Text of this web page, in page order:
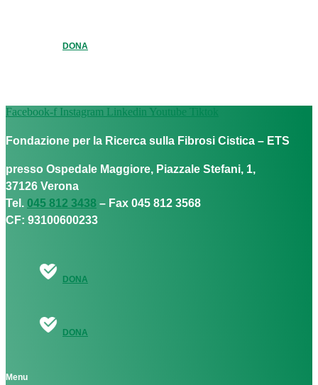
DONA
Facebook-f Instagram Linkedin Youtube Tiktok
Fondazione per la Ricerca sulla Fibrosi Cistica – ETS
presso Ospedale Maggiore, Piazzale Stefani, 1,
37126 Verona
Tel. 045 812 3438 – Fax 045 812 3568
CF: 93100600233
DONA
DONA
Menu